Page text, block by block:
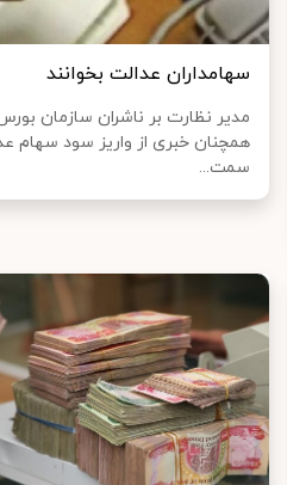
سهامداران عدالت بخوانند
مدیر نظارت بر ناشران سازمان
همچنان خبری از واریز سود سهام
سمت...